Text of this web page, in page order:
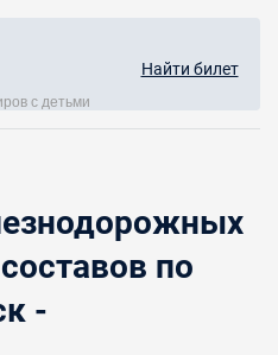
Найти билет
с детьми
по
-